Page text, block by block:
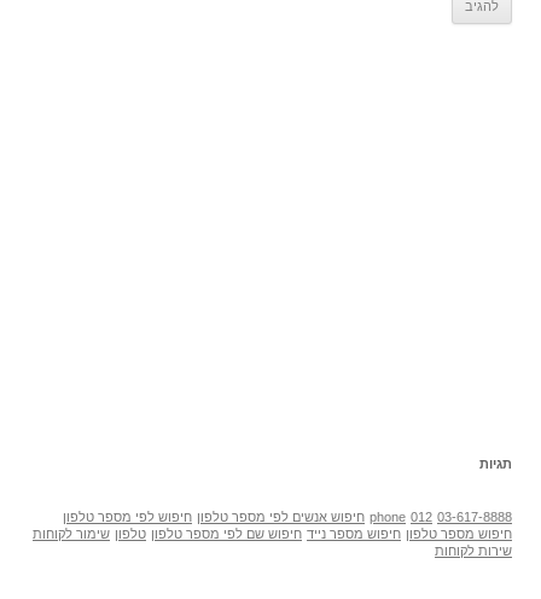
תגיות
03-617-8888
012
phone חיפוש אנשים לפי מספר טלפון חיפוש לפי מספר טלפון
חיפוש מספר טלפון חיפוש מספר נייד חיפוש שם לפי מספר טלפון טלפון שימור לקוחות
שירות לקוחות